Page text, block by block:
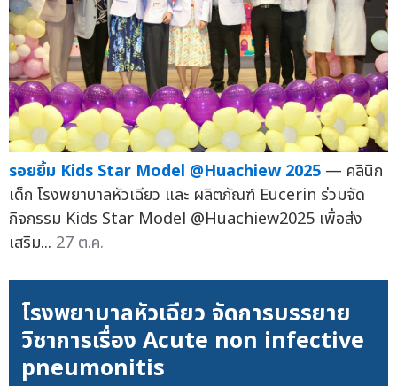
รอยยิ้ม Kids Star Model @Huachiew 2025 — คลินิก
เด็ก โรงพยาบาลหัวเฉียว และ ผลิตภัณฑ์ Eucerin ร่วมจัด
กิจกรรม Kids Star Model @Huachiew2025 เพื่อส่ง
เสริม... 27 ต.ค.
โรงพยาบาลหัวเฉียว จัดการบรรยาย
วิชาการเรื่อง Acute non infective
pneumonitis